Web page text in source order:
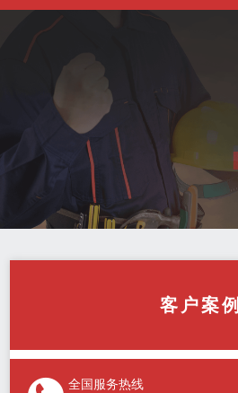
客户案例
全国服务热线